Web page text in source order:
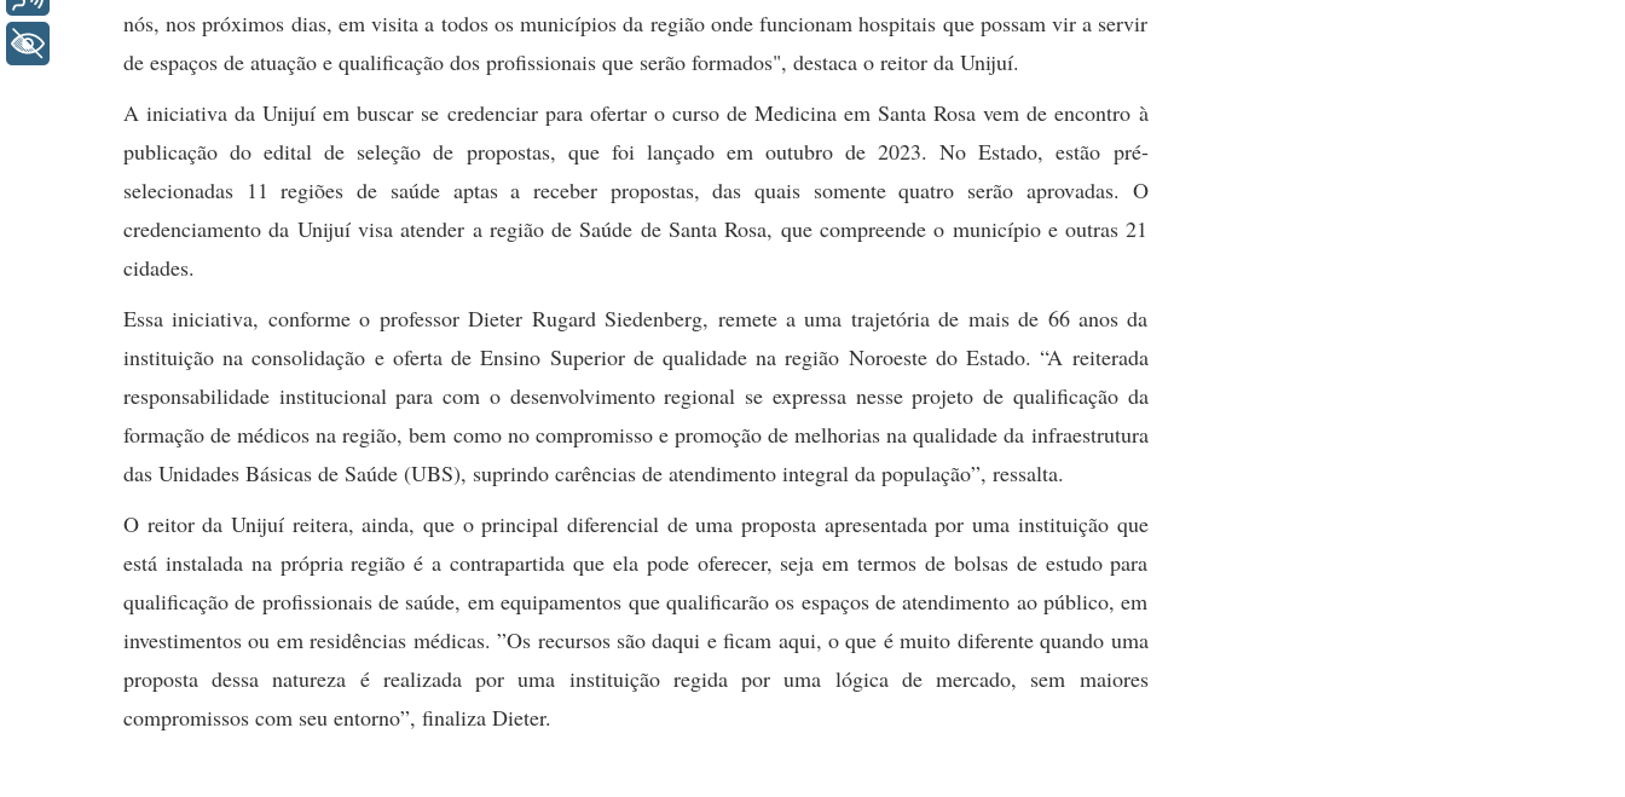
nós, nos próximos dias, em visita a todos os municípios da região onde funcionam hospitais que possam vir a servir
de espaços de atuação e qualificação dos profissionais que serão formados", destaca o reitor da Unijuí.
A iniciativa da Unijuí em buscar se credenciar para ofertar o curso de Medicina em Santa Rosa vem de encontro à
publicação do edital de seleção de propostas, que foi lançado em outubro de 2023. No Estado, estão pré-
selecionadas 11 regiões de saúde aptas a receber propostas, das quais somente quatro serão aprovadas. O
credenciamento da Unijuí visa atender a região de Saúde de Santa Rosa, que compreende o município e outras 21
cidades.
Essa iniciativa, conforme o professor Dieter Rugard Siedenberg, remete a uma trajetória de mais de 66 anos da
instituição na consolidação e oferta de Ensino Superior de qualidade na região Noroeste do Estado. “A reiterada
responsabilidade institucional para com o desenvolvimento regional se expressa nesse projeto de qualificação da
formação de médicos na região, bem como no compromisso e promoção de melhorias na qualidade da infraestrutura
das Unidades Básicas de Saúde (UBS), suprindo carências de atendimento integral da população”, ressalta.
O reitor da Unijuí reitera, ainda, que o principal diferencial de uma proposta apresentada por uma instituição que
está instalada na própria região é a contrapartida que ela pode oferecer, seja em termos de bolsas de estudo para
qualificação de profissionais de saúde, em equipamentos que qualificarão os espaços de atendimento ao público, em
investimentos ou em residências médicas. ”Os recursos são daqui e ficam aqui, o que é muito diferente quando uma
proposta dessa natureza é realizada por uma instituição regida por uma lógica de mercado, sem maiores
compromissos com seu entorno”, finaliza Dieter.
+ Acessibilidade